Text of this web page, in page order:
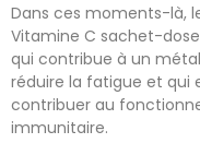
Dans ces moments-là,
Vitamine C sachet-
qui contribue à un
réduire la fatigue et qui
contribuer au
immunitaire.